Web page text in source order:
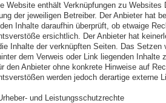
Website enthält Verknüpfungen zu
der jeweiligen Betreiber. Der Anbieter hat
Inhalte daraufhin überprüft, ob etwaige
ersichtlich. Der Anbieter hat
Inhalte der verknüpften Seiten. Das
dem Verweis oder Link liegenden
den Anbieter ohne konkrete Hinweise auf
werden jedoch derartige externe
und Leistungsschutzrechte